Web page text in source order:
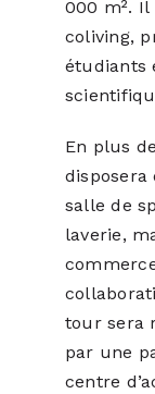
000 m². Il
coliving,
étudiants
En plus
disposera
salle de
laverie,
tour sera
par une
centre